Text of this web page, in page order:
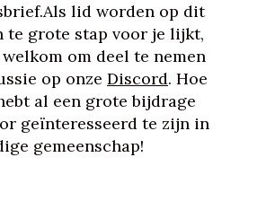
lid worden op dit
te grote stap voor je lijkt,
om deel te nemen
op onze Discord. Hoe
al een grote bijdrage
geïnteresseerd te zijn in
gemeenschap!